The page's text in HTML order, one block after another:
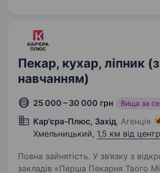
співробітникам…
Пекар, кухар, ліпник (з
навчанням)
25 000 – 30 000 грн Вища за
Кар'єра-Плюс, Захід, Агенція
Хмельницький, 1,5 км від
Повна зайнятість. У зв’язку з відкриттям нових
закладів «Перша Пекарня Твого